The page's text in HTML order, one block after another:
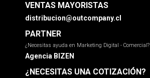
VENTAS MAYORISTAS
distribucion@outcompany.cl
PARTNER
¿Necesitas ayuda en Marketing Digital - Comercial?
Agencia BIZEN
¿NECESITAS UNA COTIZACIÓN?